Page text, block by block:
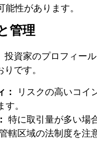
能性があります。
管理
投資家のプロフィー
です。
：
リスクの高いコイ
。
特に取引量が多い場
轄区域の法制度を注